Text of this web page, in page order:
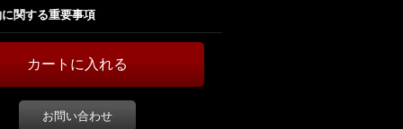
関する重要事項
お問い合わせ